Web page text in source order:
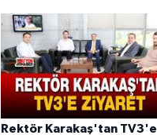
Rektör Karakaş'tan TV3'e